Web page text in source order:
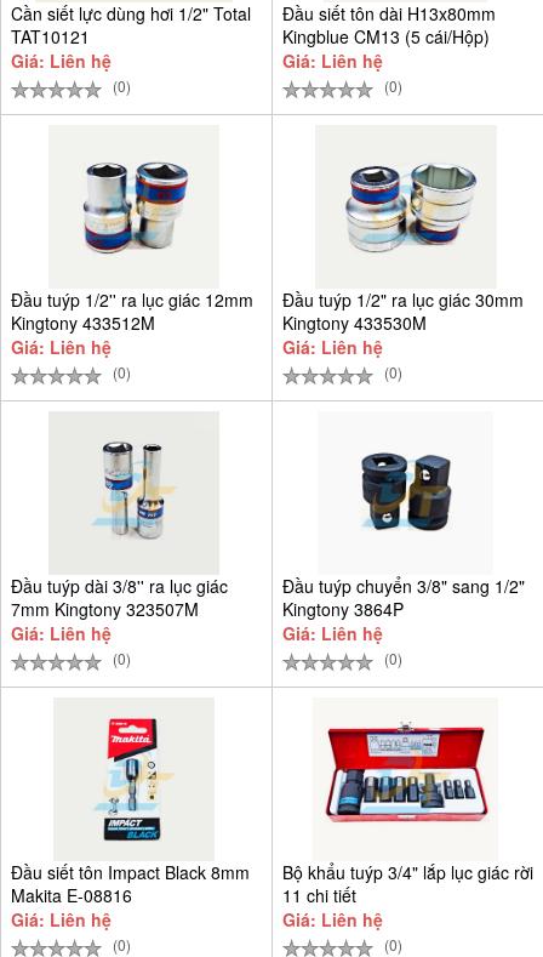
Cần siết lực dùng hơi 1/2" Total
TAT10121
Giá: Liên hệ
(0)
Đầu siết tôn dài H13x80mm
Kingblue CM13 (5 cái/Hộp)
Giá: Liên hệ
(0)
Đầu tuýp 1/2'' ra lục giác 12mm
Kingtony 433512M
Giá: Liên hệ
(0)
Đầu tuýp 1/2" ra lục giác 30mm
Kingtony 433530M
Giá: Liên hệ
(0)
Đầu tuýp dài 3/8'' ra lục giác
7mm Kingtony 323507M
Giá: Liên hệ
(0)
Đầu tuýp chuyển 3/8" sang 1/2"
Kingtony 3864P
Giá: Liên hệ
(0)
Đầu siết tôn Impact Black 8mm
Makita E-08816
Giá: Liên hệ
(0)
Bộ khẩu tuýp 3/4" lắp lục giác rời
11 chi tiết
Giá: Liên hệ
(0)